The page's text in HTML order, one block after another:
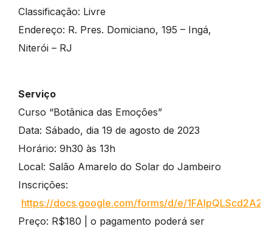
Classificação: Livre
Endereço: R. Pres. Domiciano, 195 – Ingá,
Niterói – RJ
Serviço
Curso “Botânica das Emoções”
Data: Sábado, dia 19 de agosto de 2023
Horário: 9h30 às 13h
Local: Salão Amarelo do Solar do Jambeiro
Inscrições:
https://docs.google.com/forms/d/e/
Preço: R$180 | o pagamento poderá ser